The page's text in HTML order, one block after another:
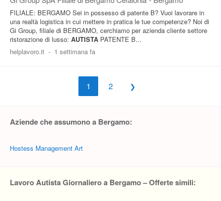
FILIALE: BERGAMO Sei in possesso di patente B? Vuoi lavorare in
una realtà logistica in cui mettere in pratica le tue competenze? Noi di
Gi Group, filiale di BERGAMO, cerchiamo per azienda cliente settore
ristorazione di lusso: AUTISTA PATENTE B...
helplavoro.it - 1 settimana fa
1 2
Aziende che assumono a Bergamo:
Hostess Management Art
Lavoro Autista Giornaliero a Bergamo – Offerte simili: